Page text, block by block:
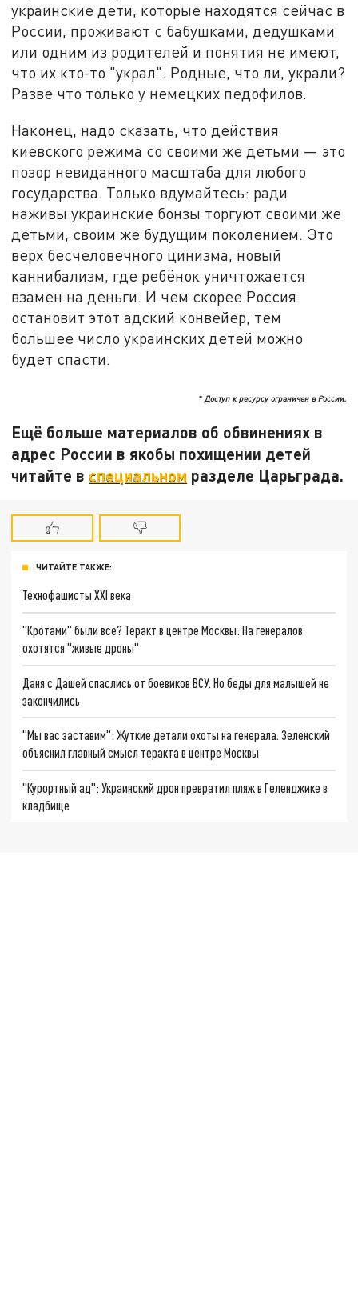
украинские дети, которые находятся сейчас в
России, проживают с бабушками, дедушками
или одним из родителей и понятия не имеют,
что их кто-то "украл". Родные, что ли, украли?
Разве что только у немецких педофилов.
Наконец, надо сказать, что действия
киевского режима со своими же детьми — это
позор невиданного масштаба для любого
государства. Только вдумайтесь: ради
наживы украинские бонзы торгуют своими же
детьми, своим же будущим поколением. Это
верх бесчеловечного цинизма, новый
каннибализм, где ребёнок уничтожается
взамен на деньги. И чем скорее Россия
остановит этот адский конвейер, тем
большее число украинских детей можно
будет спасти.
* Доступ к ресурсу ограничен в России.
Ещё больше материалов об обвинениях в
адрес России в якобы похищении детей
читайте в специальном разделе Царьграда.
ЧИТАЙТЕ ТАКЖЕ:
Технофашисты XXI века
"Кротами" были все? Теракт в центре Москвы: На генералов
охотятся "живые дроны"
Даня с Дашей спаслись от боевиков ВСУ. Но беды для малышей не
закончились
"Мы вас заставим": Жуткие детали охоты на генерала. Зеленский
объяснил главный смысл теракта в центре Москвы
"Курортный ад": Украинский дрон превратил пляж в Геленджике в
кладбище